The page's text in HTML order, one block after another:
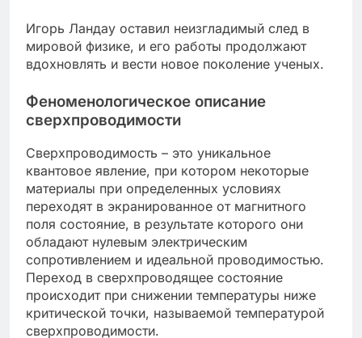
Игорь Ландау оставил неизгладимый след в
мировой физике, и его работы продолжают
вдохновлять и вести новое поколение ученых.
Феноменологическое описание
сверхпроводимости
Сверхпроводимость – это уникальное
квантовое явление, при котором некоторые
материалы при определенных условиях
переходят в экранированное от магнитного
поля состояние, в результате которого они
обладают нулевым электрическим
сопротивлением и идеальной проводимостью.
Переход в сверхпроводящее состояние
происходит при снижении температуры ниже
критической точки, называемой температурой
сверхпроводимости.